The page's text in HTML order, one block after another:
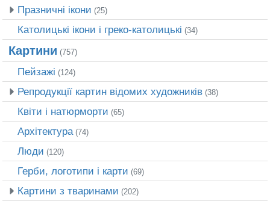
Празничні ікони (25)
Католицькі ікони і греко-католицькі (34)
Картини (757)
Пейзажі (124)
Репродукції картин відомих художників (38)
Квіти і натюрморти (65)
Архітектура(74)
Люди (120)
Герби, логотипи і карти (69)
Картини з тваринами (202)